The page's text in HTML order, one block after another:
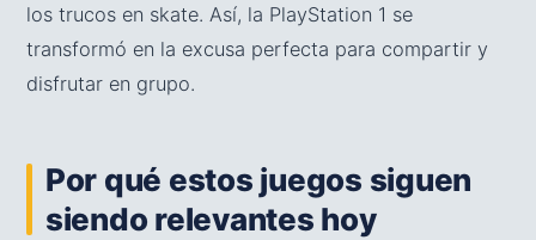
los trucos en skate. Así, la PlayStation 1 se
transformó en la excusa perfecta para compartir y
disfrutar en grupo.
Por qué estos juegos siguen
siendo relevantes hoy